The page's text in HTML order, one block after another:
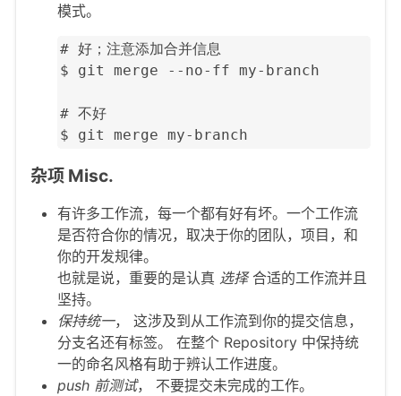
模式。
# 好；注意添加合并信息
$ git merge --no-ff my-branch
# 不好
$ git merge my-branch
杂项 Misc.
有许多工作流，每一个都有好有坏。一个工作流
是否符合你的情况，取决于你的团队，项目，和
你的开发规律。
也就是说，重要的是认真 选择合适的工作流并且
坚持。
保持统一， 这涉及到从工作流到你的提交信息，
分支名还有标签。 在整个 Repository 中保持统
一的命名风格有助于辨认工作进度。
push 前测试， 不要提交未完成的工作。